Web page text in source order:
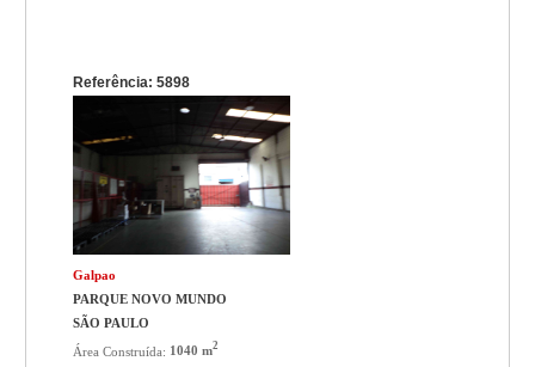
Referência: 5898
Galpao
PARQUE NOVO MUNDO
SÃO PAULO
Área Construída: 1040 m2